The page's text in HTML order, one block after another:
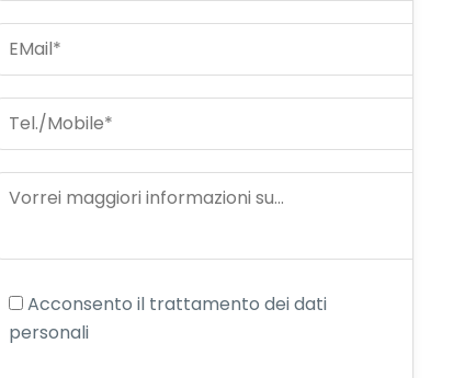
Acconsento il trattamento dei dati
personali